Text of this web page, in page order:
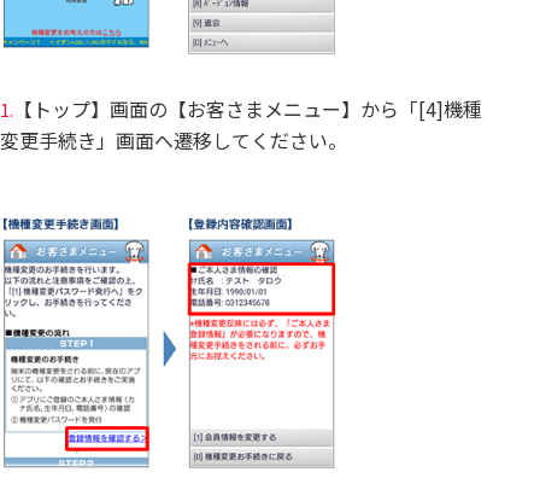
1. 【トップ】画面の【お客さまメニュー】から「[4]機種
変更手続き」画面へ遷移してください。